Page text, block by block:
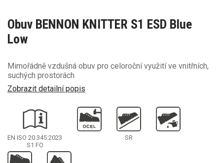
Obuv BENNON KNITTER S1 ESD Blue
Low
Mimořádně vzdušná obuv pro celoroční využití ve vnitřních,
suchých prostorách
Zobrazit detailní popis
EN ISO 20 345:2023
S1 FO
SR